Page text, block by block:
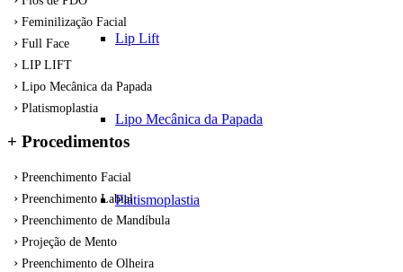
Lip Lift
Lipo Mecânica da Papada
Platismoplastia
Feminilização Facial
Full Face
LIP LIFT
Lipo Mecânica da Papada
Platismoplastia
+ Procedimentos
Preenchimento Facial
Preenchimento Labial
Preenchimento de Mandíbula
Projeção de Mento
Preenchimento de Olheira